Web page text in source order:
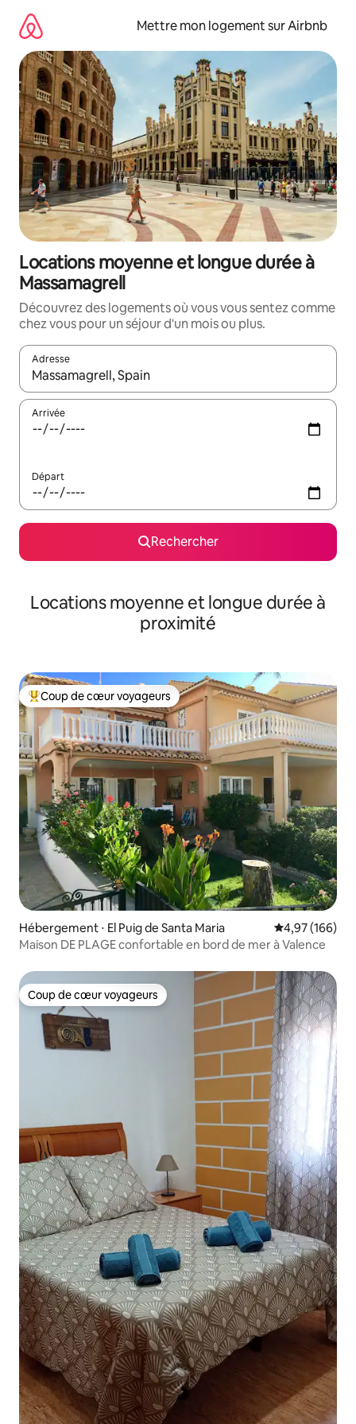
directement
contenu
Mettre mon logement sur Airbnb
Locations moyenne et longue durée à
Massamagrell
Découvrez des logements où vous vous sentez comme
chez vous pour un séjour d'un mois ou plus.
Adresse
Lorsque les résultats s'affichent, utilisez les flèches vers le
Arrivée
Départ
Rechercher
Locations moyenne et longue durée à
proximité
Coups de cœur voyageurs les plus appréciés
Coup de cœur voyageurs
Hébergement ⋅ El Puig de Santa Maria Évaluation
4,97 (166)
Maison DE PLAGE confortable en bord de mer à Valence
Coup de cœur voyageurs
Coup de cœur voyageurs